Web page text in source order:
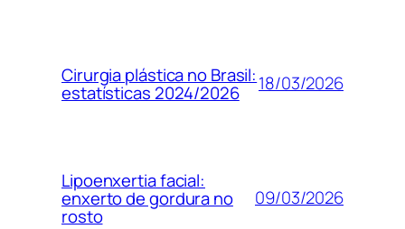
Cirurgia plástica no Brasil:
estatísticas 2024/2026 18/03/2026
Lipoenxertia facial:
enxerto de gordura no
rosto
09/03/2026